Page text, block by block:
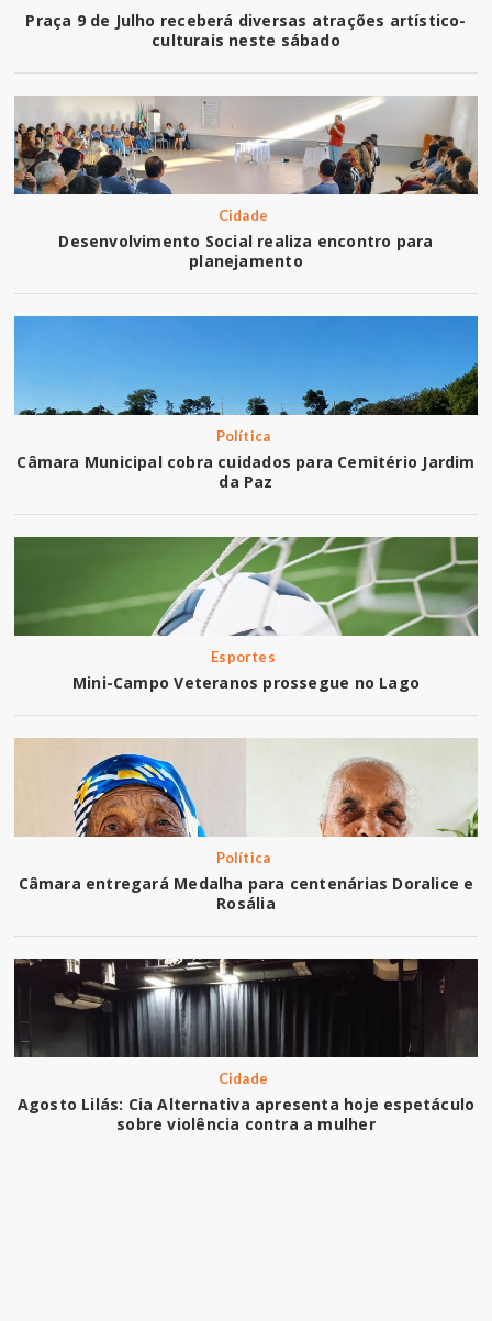
Praça 9 de Julho receberá diversas atrações artístico-
culturais neste sábado
Cidade
Desenvolvimento Social realiza encontro para
planejamento
Política
Câmara Municipal cobra cuidados para Cemitério Jardim
da Paz
Esportes
Mini-Campo Veteranos prossegue no Lago
Política
Câmara entregará Medalha para centenárias Doralice e
Rosália
Cidade
Agosto Lilás: Cia Alternativa apresenta hoje espetáculo
sobre violência contra a mulher